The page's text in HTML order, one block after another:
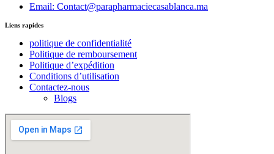
Email: Contact@parapharmaciecasablanca.ma
Liens rapides
politique de confidentialité
Politique de remboursement
Politique d’expédition
Conditions d’utilisation
Contactez-nous
Blogs